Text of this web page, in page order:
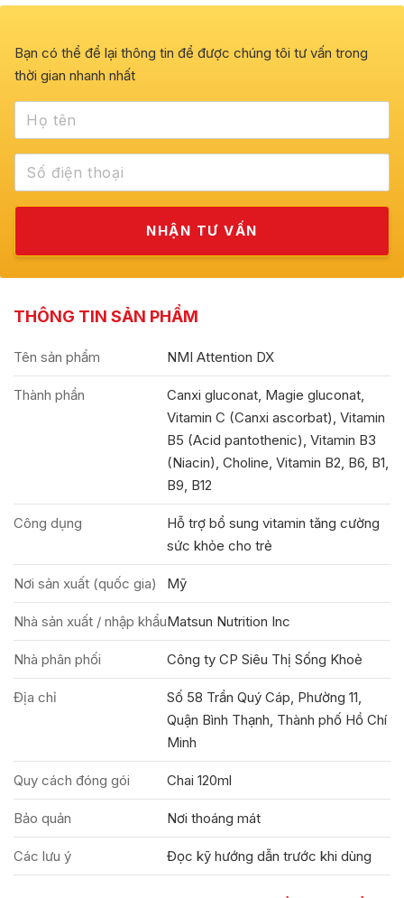
Bạn có thể để lại thông tin để được chúng tôi tư vấn trong
thời gian nhanh nhất
THÔNG TIN SẢN PHẨM
Tên sản phẩm NMI Attention DX
Thành phần
Canxi gluconat, Magie gluconat,
Vitamin C (Canxi ascorbat), Vitamin
B5 (Acid pantothenic), Vitamin B3
(Niacin), Choline, Vitamin B2, B6, B1,
B9, B12
Công dụng
Hỗ trợ bổ sung vitamin tăng cường
sức khỏe cho trẻ
Nơi sản xuất (quốc gia) Mỹ
Nhà sản xuất / nhập khẩuMatsun Nutrition Inc
Nhà phân phối Công ty CP Siêu Thị Sống Khoẻ
Địa chỉ
Số 58 Trần Quý Cáp, Phường 11,
Quận Bình Thạnh, Thành phố Hồ Chí
Minh
Quy cách đóng gói Chai 120ml
Bảo quản Nơi thoáng mát
Các lưu ý Đọc kỹ hướng dẫn trước khi dùng